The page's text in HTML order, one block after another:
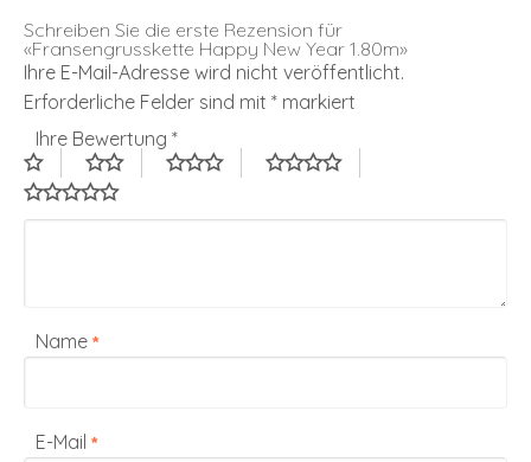
Schreiben Sie die erste Rezension für
«Fransengrusskette Happy New Year 1.80m»
Ihre E-Mail-Adresse wird nicht veröffentlicht.
Erforderliche Felder sind mit * markiert
Ihre Bewertung *
Name *
E-Mail *